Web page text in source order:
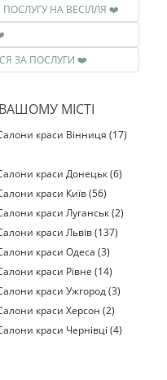
❤️ КОЛИ НЕОБХІДНО ЗАМОВЛЯТИ ПОСЛУГУ НА ВЕСІЛЛЯ ❤️
❤️
❤️ ЯК ПРАВИЛЬНО РОЗРАХУВАТИСЯ ЗА ПОСЛУГИ ❤️
МІСТІ
краси Вінниця (17)
краси Донецьк (6)
краси Київ (56)
краси Луганськ (2)
краси Львів (137)
краси Одеса (3)
краси Рівне (14)
краси Ужгород (3)
краси Херсон (2)
краси Чернівці (4)